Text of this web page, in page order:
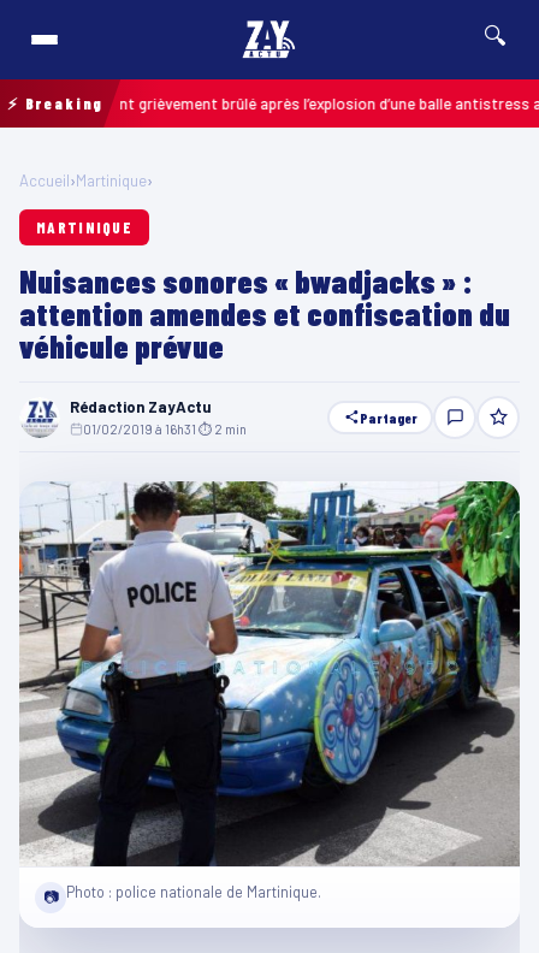
🔍
⚡ Breaking
: un enfant grièvement brûlé après l’explosion d’une balle antistress
Accueil›Martinique›
MARTINIQUE
Nuisances sonores « bwadjacks » :
attention amendes et confiscation du
véhicule prévue
Rédaction ZayActu
01/02/2019 à 16h31 ⏱ 2 min
Partager
📷 Photo : police nationale de Martinique.